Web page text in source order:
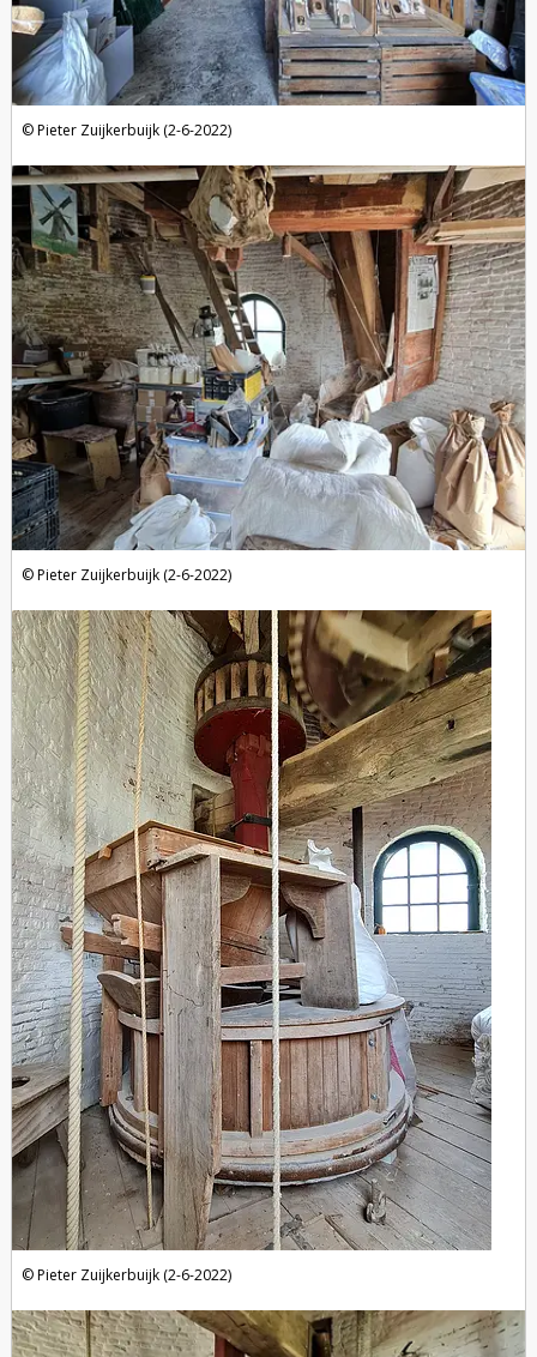
Pieter Zuijkerbuijk (2-6-2022)
Pieter Zuijkerbuijk (2-6-2022)
Pieter Zuijkerbuijk (2-6-2022)